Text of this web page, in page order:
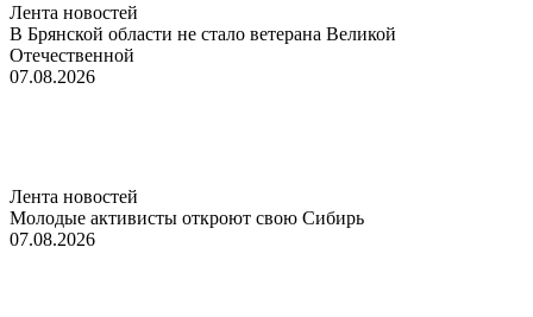
Лента новостей
В Брянской области не стало ветерана Великой
Отечественной
07.08.2026
Лента новостей
Молодые активисты откроют свою Сибирь
07.08.2026